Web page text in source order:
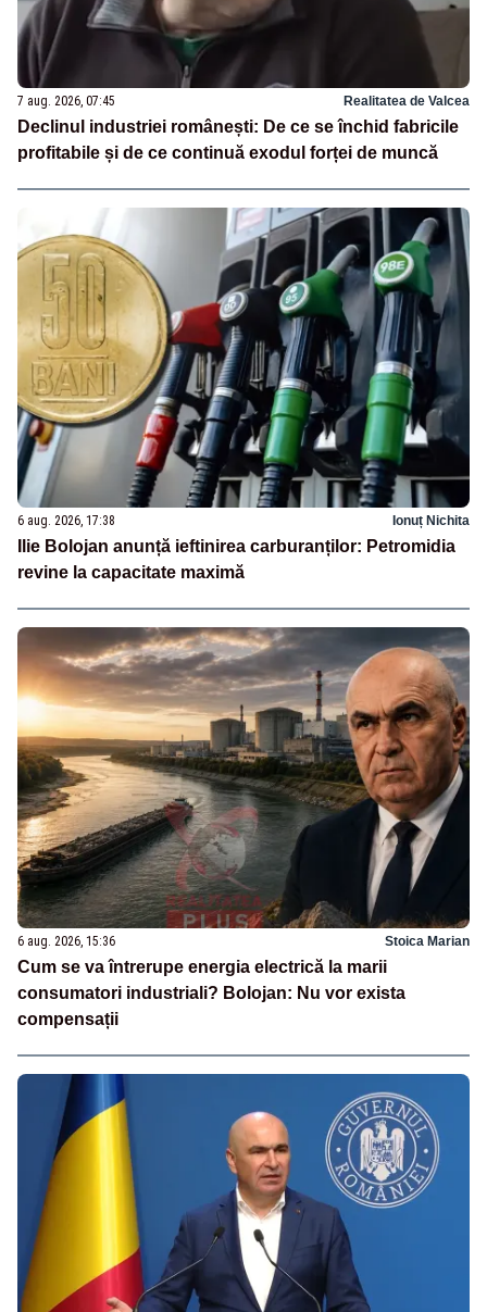
7 aug. 2026, 07:45 Realitatea de Valcea
Declinul industriei românești: De ce se închid fabricile
profitabile și de ce continuă exodul forței de muncă
6 aug. 2026, 17:38 Ionuț Nichita
Ilie Bolojan anunță ieftinirea carburanților: Petromidia
revine la capacitate maximă
6 aug. 2026, 15:36 Stoica Marian
Cum se va întrerupe energia electrică la marii
consumatori industriali? Bolojan: Nu vor exista
compensații